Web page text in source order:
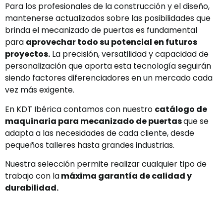
Para los profesionales de la construcción y el diseño,
mantenerse actualizados sobre las posibilidades que
brinda el mecanizado de puertas es fundamental
para aprovechar todo su potencial en futuros
proyectos. La precisión, versatilidad y capacidad de
personalización que aporta esta tecnología seguirán
siendo factores diferenciadores en un mercado cada
vez más exigente.
En KDT Ibérica contamos con nuestro catálogo de
maquinaria para mecanizado de puertasque se
adapta a las necesidades de cada cliente, desde
pequeños talleres hasta grandes industrias.
Nuestra selección permite realizar cualquier tipo de
trabajo con lamáxima garantía de calidad y
durabilidad.